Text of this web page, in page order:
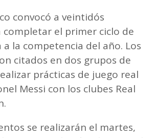
convocó a veintidós
completar el primer ciclo de
la competencia del año. Los
citados en dos grupos de
prácticas de juego real
Messi con los clubes Real
se realizarán el martes,